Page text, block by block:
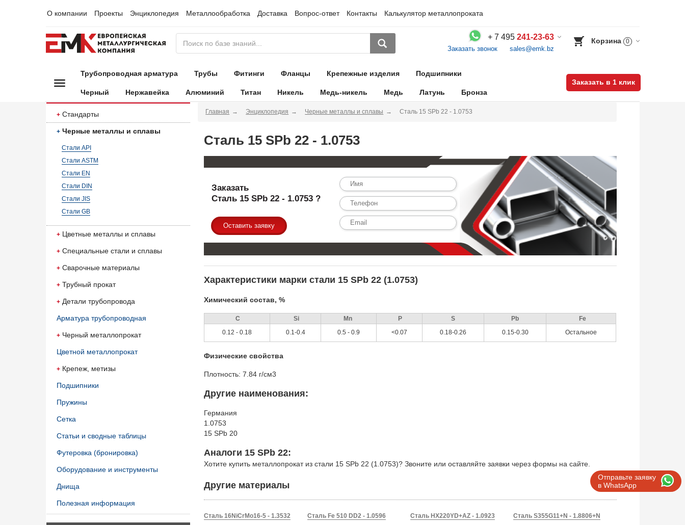
О компании Проекты Энциклопедия Металлообработка Доставка Вопрос-ответ Контакты Калькулятор металлопроката
+ 7 495 241-23-63
Заказать звонок sales@emk.bz
Корзина 0
Трубопроводная арматура Трубы Фитинги Фланцы Крепежные изделия Подшипники
Черный Нержавейка Алюминий Титан Никель Медь-никель Медь Латунь Бронза
Заказать в 1 клик
Стандарты
Черные металлы и сплавы
Стали API
Стали ASTM
Стали EN
Стали DIN
Стали JIS
Стали GB
Цветные металлы и сплавы
Специальные стали и сплавы
Сварочные материалы
Трубный прокат
Детали трубопровода
Арматура трубопроводная
Черный металлопрокат
Цветной металлопрокат
Крепеж, метизы
Подшипники
Пружины
Сетка
Статьи и сводные таблицы
Футеровка (бронировка)
Оборудование и инструменты
Днища
Полезная информация
Отправьте заявку
в WhatsApp
Главная Энциклопедия Черные металлы и сплавы Сталь 15 SPb 22 - 1.0753
Сталь 15 SPb 22 - 1.0753
Заказать
Сталь 15 SPb 22 - 1.0753 ?
Оставить заявку
Характеристики марки стали 15 SPb 22 (1.0753)
Химический состав, %
С Si Mn P S Pb
Fe
0.12 - 0.18
0.1-0.4 0.5 - 0.9 <0.07 0.18-0.26 0.15-0.30 Остальное
Физические свойства
Плотность: 7.84 г/см3
Другие наименования:
Германия
1.0753
15 SPb 20
Аналоги 15 SPb 22:
Хотите купить металлопрокат из стали 15 SPb 22 (1.0753)? Звоните или оставляйте заявки через формы на сайте.
Другие материалы
Сталь 16NiCrMo16-5 - 1.3532 Сталь Fe 510 DD2 - 1.0596 Сталь HX220YD+AZ - 1.0923 Сталь S355G11+N - 1.8806+N